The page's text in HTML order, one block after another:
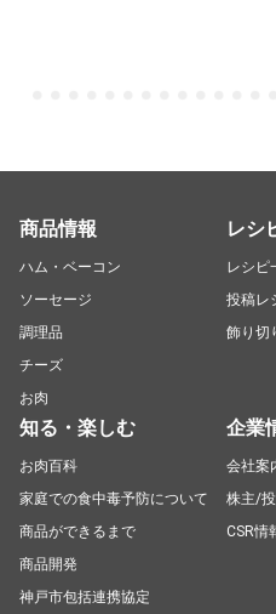
商品情報
ハム・ベーコン
ソーセージ
調理品
チーズ
お肉
レシ
レシピ
投稿レ
飾り切
知る・楽しむ
お肉百科
家庭での食中毒予防について
商品ができるまで
商品開発
神戸市包括連携協定
企業
会社案
株主/
CSR情